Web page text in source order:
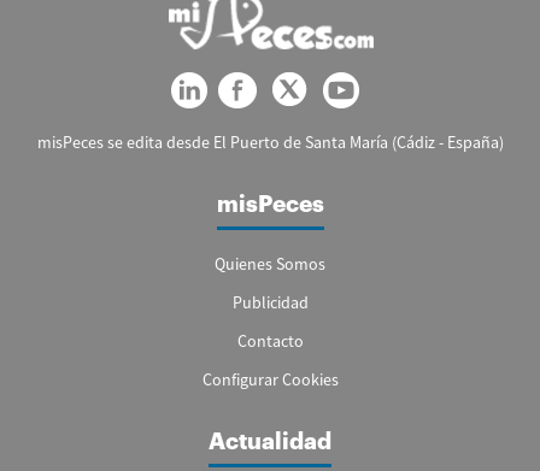
misPeces se edita desde El Puerto de Santa María (Cádiz - España)
misPeces
Quienes Somos
Publicidad
Contacto
Configurar Cookies
Actualidad